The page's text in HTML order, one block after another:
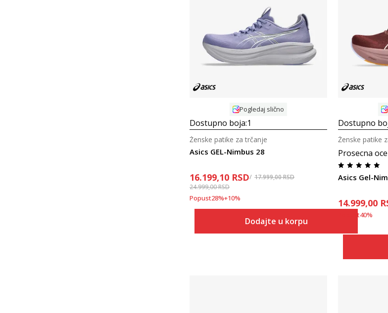
Uporedi
Pogledaj slično
Dostupno boja:1
Asics GEL-Nimbus 28
Ženske patike za trčanje
16.199,10 RSD 17.999,00RSD
24.999,00RSD
Popust28%+10%
Dodajte u korpu
Dostupno
Prosecna
Asics Gel-
Ženske patike
14.999,00
Popust40%